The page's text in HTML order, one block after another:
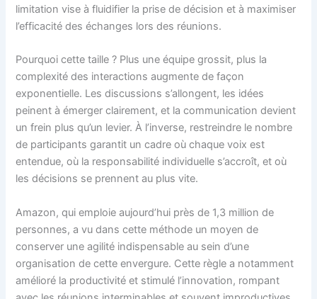
limitation vise à fluidifier la prise de décision et à maximiser
l’efficacité des échanges lors des réunions.
Pourquoi cette taille ? Plus une équipe grossit, plus la
complexité des interactions augmente de façon
exponentielle. Les discussions s’allongent, les idées
peinent à émerger clairement, et la communication devient
un frein plus qu’un levier. À l’inverse, restreindre le nombre
de participants garantit un cadre où chaque voix est
entendue, où la responsabilité individuelle s’accroît, et où
les décisions se prennent au plus vite.
Amazon, qui emploie aujourd’hui près de 1,3 million de
personnes, a vu dans cette méthode un moyen de
conserver une agilité indispensable au sein d’une
organisation de cette envergure. Cette règle a notamment
amélioré la productivité et stimulé l’innovation, rompant